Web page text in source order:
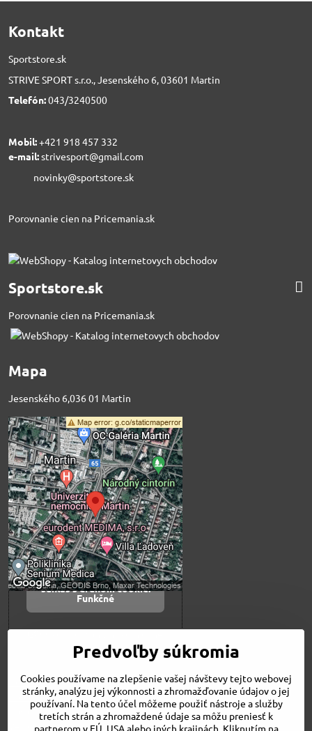
Kontakt
Sportstore.sk
STRIVE SPORT s.r.o., Jesenského 6, 03601 Martin
Telefón:043/3240500
Mobil:+421 918 457 332
e-mail:strivesport@gmail.com
novinky@sportstore.sk
Porovnanie cien na Pricemania.sk
Sportstore.sk
Porovnanie cien na Pricemania.sk
Mapa
Jesenského 6,036 01 Martin
Externý obsah je
blokovaný Voľbami
súkromia
Prajete si načítať externý obsah?
Povoliť tentokrát
Povoliť a zapamätať -
súhlas s druhom cookie:
Funkčné
Otvoriť obsah v novom okne
Novinky
Niečo o nás
Naša ponuka
Veľkostné tabuľky
Predvoľby súkromia
Cookies používame na zlepšenie vašej návštevy tejto webovej
stránky, analýzu jej výkonnosti a zhromažďovanie údajov o jej
používaní. Na tento účel môžeme použiť nástroje a služby
tretích strán a zhromaždené údaje sa môžu preniesť k
partnerom v EÚ, USA alebo iných krajinách. Kliknutím na